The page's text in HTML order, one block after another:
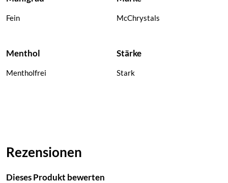
Fein McChrystals
Menthol
Mentholfrei
Stärke
Stark
Rezensionen
Dieses Produkt bewerten